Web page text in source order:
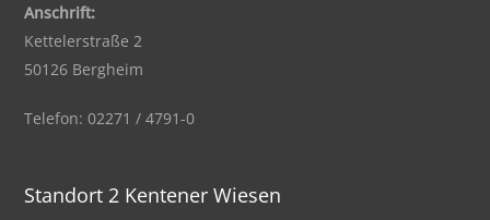
Anschrift:
Kettelerstraße 2
50126 Bergheim
Telefon: 02271 / 4791-0
Standort 2 Kentener Wiesen